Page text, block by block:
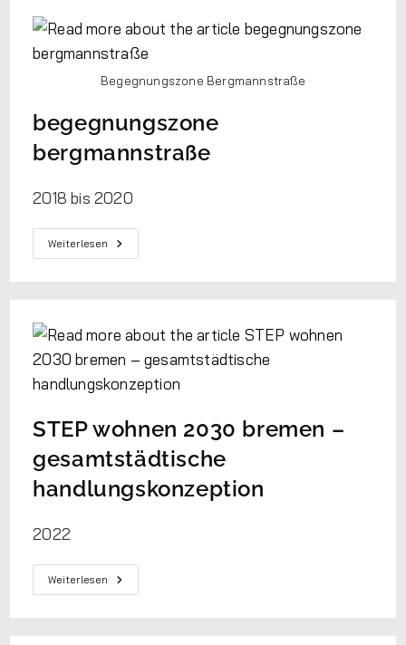
Begegnungszone Bergmannstraße
begegnungszone
bergmannstraße
2018 bis 2020
Weiterlesen
STEP wohnen 2030 bremen –
gesamtstädtische
handlungskonzeption
2022
Weiterlesen